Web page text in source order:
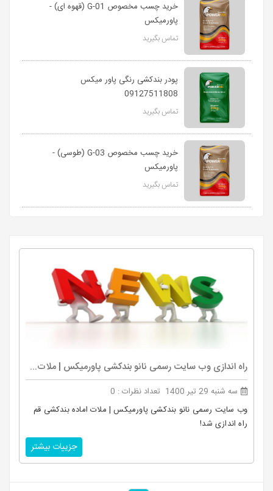
خرید چسب مخصوص G-01 (قهوه ای) -
پاورمیکس
تماس بگیرید
پودر بندکشی رنگی پاور میکس
09127511808
تماس بگیرید
خرید چسب مخصوص G-03 (طوسی) -
پاورمیکس
تماس بگیرید
راه اندازی وب سایت رسمی نانو بندکشی پاورمیکس | ملات...
سه شنبه 29 تیر 1400
تعداد نظرات : 0
وب سایت رسمی نانو بندکشی پاورمیکس | ملات اماده بندکشی قم
راه اندازی شد!
جزییات بیشتر